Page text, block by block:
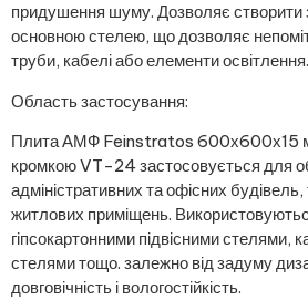
придушення шуму. Дозволяє створити
основною стелею, що дозволяє
труби, кабелі або елементи освітлення.
Область застосування:
Плита АМФ Feinstratos 600х600х15
кромкою VT-24 застосовується для
адміністративних та офісних
житлових приміщень.
гіпсокартонними підвісними стелями,
стелями тощо. залежно від задуму
довговічність і вологостійкість.